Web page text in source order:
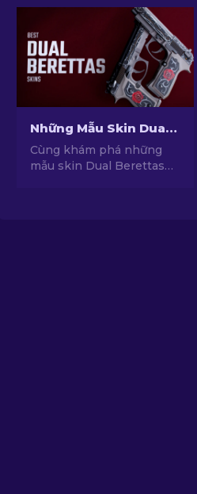
Những Mẫu Skin Dual Berettas Tốt Nhất Trong CS2 [2026]
Cùng khám phá những
mẫu skin Dual Berettas